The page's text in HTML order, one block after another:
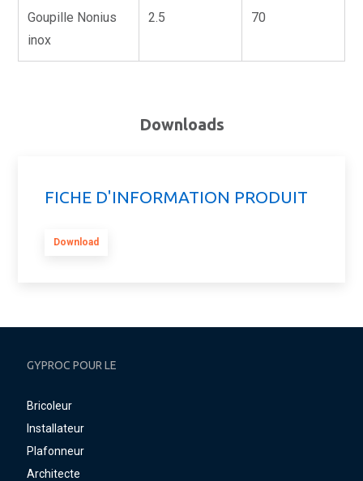
Goupille Nonius
inox
2.5 70
Downloads
FICHE D'INFORMATION PRODUIT
Download
GYPROC POUR LE
Bricoleur
Installateur
Plafonneur
Architecte